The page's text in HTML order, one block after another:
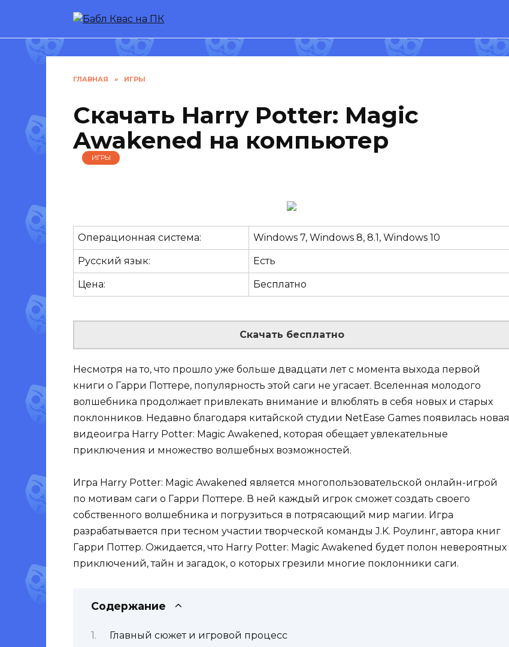
содержанию
ГЛАВНАЯ » ИГРЫ
Скачать Harry Potter: Magic
Awakened на компьютер
ИГРЫ
Операционная система: Windows 7, Windows 8, 8.1, Windows 10
Русский язык: Есть
Цена: Бесплатно
Скачать бесплатно
Несмотря на то, что прошло уже больше двадцати лет с момента выхода первой
книги о Гарри Поттере, популярность этой саги не угасает. Вселенная молодого
волшебника продолжает привлекать внимание и влюблять в себя новых и старых
поклонников. Недавно благодаря китайской студии NetEase Games появилась новая
видеоигра Harry Potter: Magic Awakened, которая обещает увлекательные
приключения и множество волшебных возможностей.
Игра Harry Potter: Magic Awakened является многопользовательской онлайн-игрой
по мотивам саги о Гарри Поттере. В ней каждый игрок сможет создать своего
собственного волшебника и погрузиться в потрясающий мир магии. Игра
разрабатывается при тесном участии творческой команды J.K. Роулинг, автора книг
Гарри Поттер. Ожидается, что Harry Potter: Magic Awakened будет полон невероятных
приключений, тайн и загадок, о которых грезили многие поклонники саги.
Содержание
Главный сюжет и игровой процесс